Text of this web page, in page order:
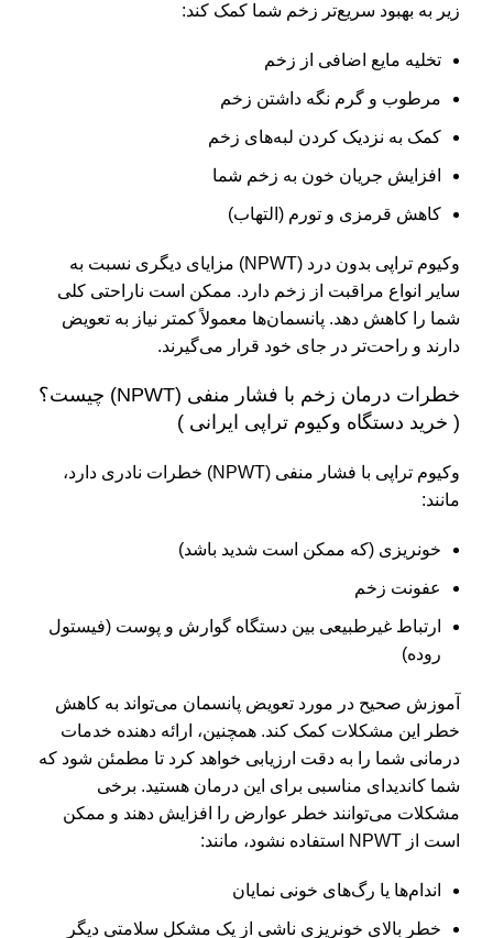
زیر به بهبود سریع‌تر زخم شما کمک کند:
تخلیه مایع اضافی از زخم
مرطوب و گرم نگه داشتن زخم
کمک به نزدیک کردن لبه‌های زخم
افزایش جریان خون به زخم شما
کاهش قرمزی و تورم (التهاب)
وکیوم تراپی بدون درد (NPWT) مزایای دیگری نسبت به
سایر انواع مراقبت از زخم دارد. ممکن است ناراحتی کلی
شما را کاهش دهد. پانسمان‌ها معمولاً کمتر نیاز به تعویض
دارند و راحت‌تر در جای خود قرار می‌گیرند.
خطرات درمان زخم با فشار منفی (NPWT) چیست؟
( خرید دستگاه وکیوم تراپی ایرانی )
وکیوم تراپی با فشار منفی (NPWT) خطرات نادری دارد،
مانند:
خونریزی (که ممکن است شدید باشد)
عفونت زخم
ارتباط غیرطبیعی بین دستگاه گوارش و پوست (فیستول
روده)
آموزش صحیح در مورد تعویض پانسمان می‌تواند به کاهش
خطر این مشکلات کمک کند. همچنین، ارائه دهنده خدمات
درمانی شما را به دقت ارزیابی خواهد کرد تا مطمئن شود که
شما کاندیدای مناسبی برای این درمان هستید. برخی
مشکلات می‌توانند خطر عوارض را افزایش دهند و ممکن
است از NPWT استفاده نشود، مانند:
اندام‌ها یا رگ‌های خونی نمایان
خطر بالای خونریزی ناشی از یک مشکل سلامتی دیگر